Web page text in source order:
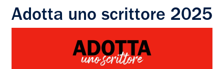
Adotta uno scrittore 2025